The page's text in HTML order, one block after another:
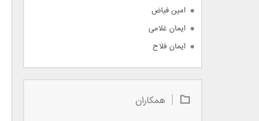
امین فیاض
ایمان غلامی
ایمان فلاح
بابک جهانبخش
بابک مافیهمکاران